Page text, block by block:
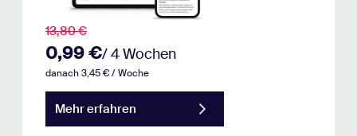
13,80 €
0,99 €/ 4 Wochen
danach 3,45 € / Woche
Mehr erfahren